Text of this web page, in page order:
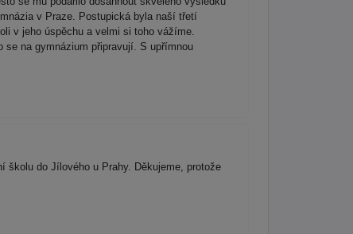
v Praze. Postupická byla naší třetí
v jeho úspěchu a velmi si toho vážíme.
na gymnázium připravují. S upřímnou
školu do Jílového u Prahy. Děkujeme, protože